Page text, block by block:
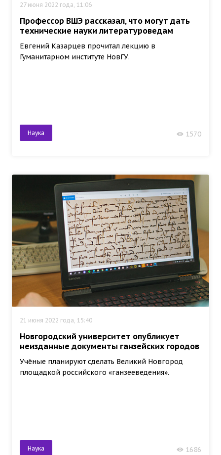
27 июня 2022 года, 11:06
Профессор ВШЭ рассказал, что могут дать
технические науки литературоведам
Евгений Казарцев прочитал лекцию в
Гуманитарном институте НовГУ.
Наука 1570
21 июня 2022 года, 15:40
Новгородский университет опубликует
неизданные документы ганзейских городов
Учёные планируют сделать Великий Новгород
площадкой российского «ганзееведения».
Наука 1686